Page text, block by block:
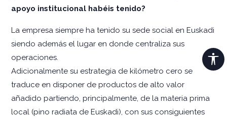
apoyo institucional habéis tenido?
La empresa siempre ha tenido su sede social en Euskadi
siendo además el lugar en donde centraliza sus
operaciones.
Adicionalmente su estrategia de kilómetro cero se
traduce en disponer de productos de alto valor
añadido partiendo, principalmente, de la materia prima
local (pino radiata de Euskadi), con sus consiguientes